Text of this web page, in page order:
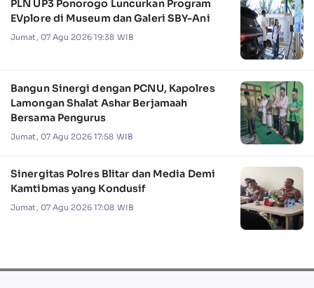
PLN UP3 Ponorogo Luncurkan Program
EVplore di Museum dan Galeri SBY-Ani
Jumat, 07 Agu 2026 19:38 WIB
Bangun Sinergi dengan PCNU, Kapolres
Lamongan Shalat Ashar Berjamaah
Bersama Pengurus
Jumat, 07 Agu 2026 17:58 WIB
Sinergitas Polres Blitar dan Media Demi
Kamtibmas yang Kondusif
Jumat, 07 Agu 2026 17:08 WIB